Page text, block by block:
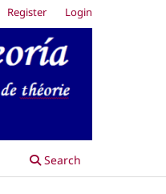
Search
Register Login